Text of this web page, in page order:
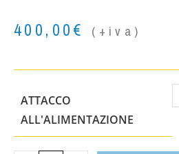
400,00€ (+iva)
ATTACCO
ALL'ALIMENTAZIONE